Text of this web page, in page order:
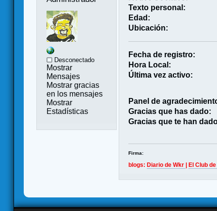
Desconectado
Mostrar
Mensajes
Mostrar gracias
en los mensajes
Mostrar
Estadísticas
Texto personal:
Edad:
Ubicación:
Fecha de registro:
Hora Local:
Última vez activo:
Panel de
Gracias que has dado:
Gracias que te han
Firma:
blogs:Diario de Wkr |El Club